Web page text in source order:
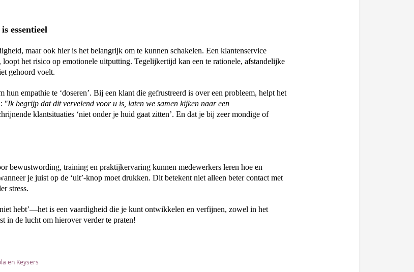
essentieel
maar ook hier is het belangrijk om te kunnen schakelen. Een klantenservice
het risico op emotionele uitputting. Tegelijkertijd kan een te rationele, afstandelijke
gehoord voelt.
hun empathie te ‘doseren’. Bij een klant die gefrustreerd is over een probleem, helpt het
"Ik begrijp dat dit vervelend voor u is, laten we samen kijken naar een
klantsituaties ‘niet onder je huid gaat zitten’. En dat je bij zeer mondige of
bewustwording, training en praktijkervaring kunnen medewerkers leren hoe en
je juist op de ‘uit’-knop moet drukken. Dit betekent niet alleen beter contact met
stress.
hebt’—het is een vaardigheid die je kunt ontwikkelen en verfijnen, zowel in het
in de lucht om hierover verder te praten!
en Keysers